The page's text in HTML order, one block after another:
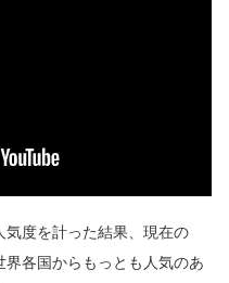
度を計った結果、現在の
各国からもっとも人気のあ